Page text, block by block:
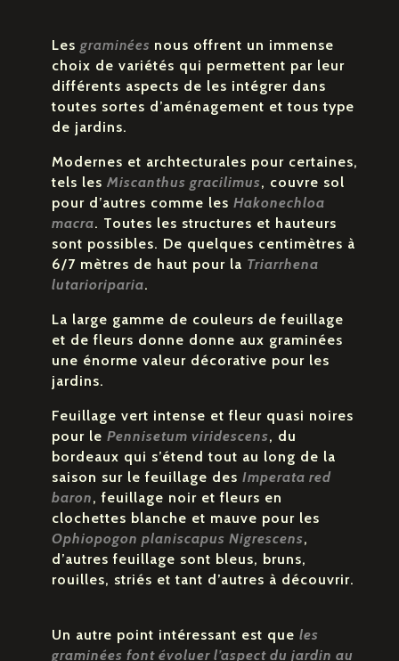
Les graminées nous offrent un immense
choix de variétés qui permettent par leur
différents aspects de les intégrer dans
toutes sortes d’aménagement et tous type
de jardins.
Modernes et archtecturales pour certaines,
tels les Miscanthus gracilimus, couvre sol
pour d’autres comme les Hakonechloa
macra. Toutes les structures et hauteurs
sont possibles. De quelques centimètres à
6/7 mètres de haut pour la Triarrhena
lutarioriparia.
La large gamme de couleurs de feuillage
et de fleurs donne donne aux graminées
une énorme valeur décorative pour les
jardins.
Feuillage vert intense et fleur quasi noires
pour le Pennisetum viridescens, du
bordeaux qui s’étend tout au long de la
saison sur le feuillage des Imperata red
baron, feuillage noir et fleurs en
clochettes blanche et mauve pour les
Ophiopogon planiscapus Nigrescens,
d’autres feuillage sont bleus, bruns,
rouilles, striés et tant d’autres à découvrir.
Un autre point intéressant est que les
graminées font évoluer l’aspect du jardin au